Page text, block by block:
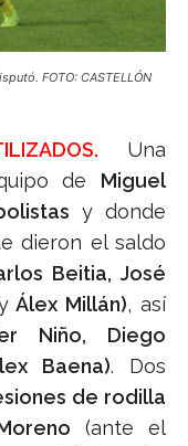
FOTO: CASTELLÓN
Una
de Miguel
y donde
dieron el saldo
Beitia, José
Álex Millán), así
Niño, Diego
Baena). Dos
de rodilla
(ante el